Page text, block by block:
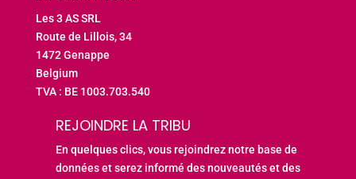
Les 3 AS SRL
Route de Lillois, 34
1472 Genappe
Belgium
TVA : BE 1003.703.540
REJOINDRE LA TRIBU
En quelques clics, vous rejoindrez notre base de
données et serez informé des nouveautés et des